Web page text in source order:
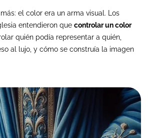
el color era un arma visual. Los
entendieron que controlar un color
quién podía representar a quién,
al lujo, y cómo se construía la imagen